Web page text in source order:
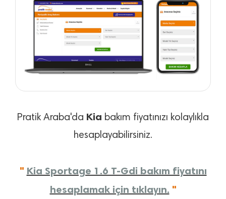
Pratik Araba'da Kia bakım fiyatınızı kolaylıkla
hesaplayabilirsiniz.
" Kia Sportage 1.6 T-Gdi bakım fiyatını
hesaplamak için tıklayın. "